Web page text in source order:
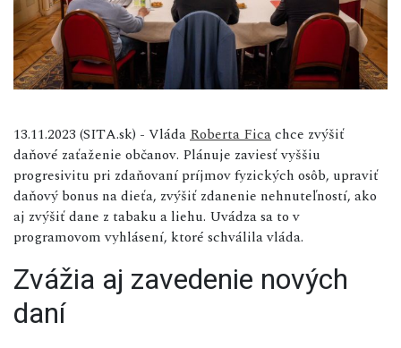
13.11.2023 (SITA.sk) - Vláda Roberta Ficachce zvýšiť
daňové zaťaženie občanov. Plánuje zaviesť vyššiu
progresivitu pri zdaňovaní príjmov fyzických osôb, upraviť
daňový bonus na dieťa, zvýšiť zdanenie nehnuteľností, ako
aj zvýšiť dane z tabaku a liehu. Uvádza sa to v
programovom vyhlásení, ktoré schválila vláda.
Zvážia aj zavedenie nových
daní